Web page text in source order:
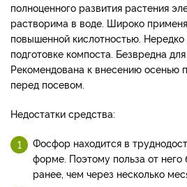
полноценного развития растения
растворима в воде. Широко
повышенной кислотностью. Нередко
подготовке компоста. Безвредна
Рекомендована к внесению осенью
перед посевом.
Недостатки средства:
Фосфор находится в
форме. Поэтому польза от
ранее, чем через несколько